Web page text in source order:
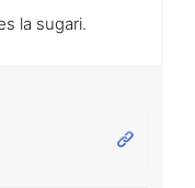
la sugari.